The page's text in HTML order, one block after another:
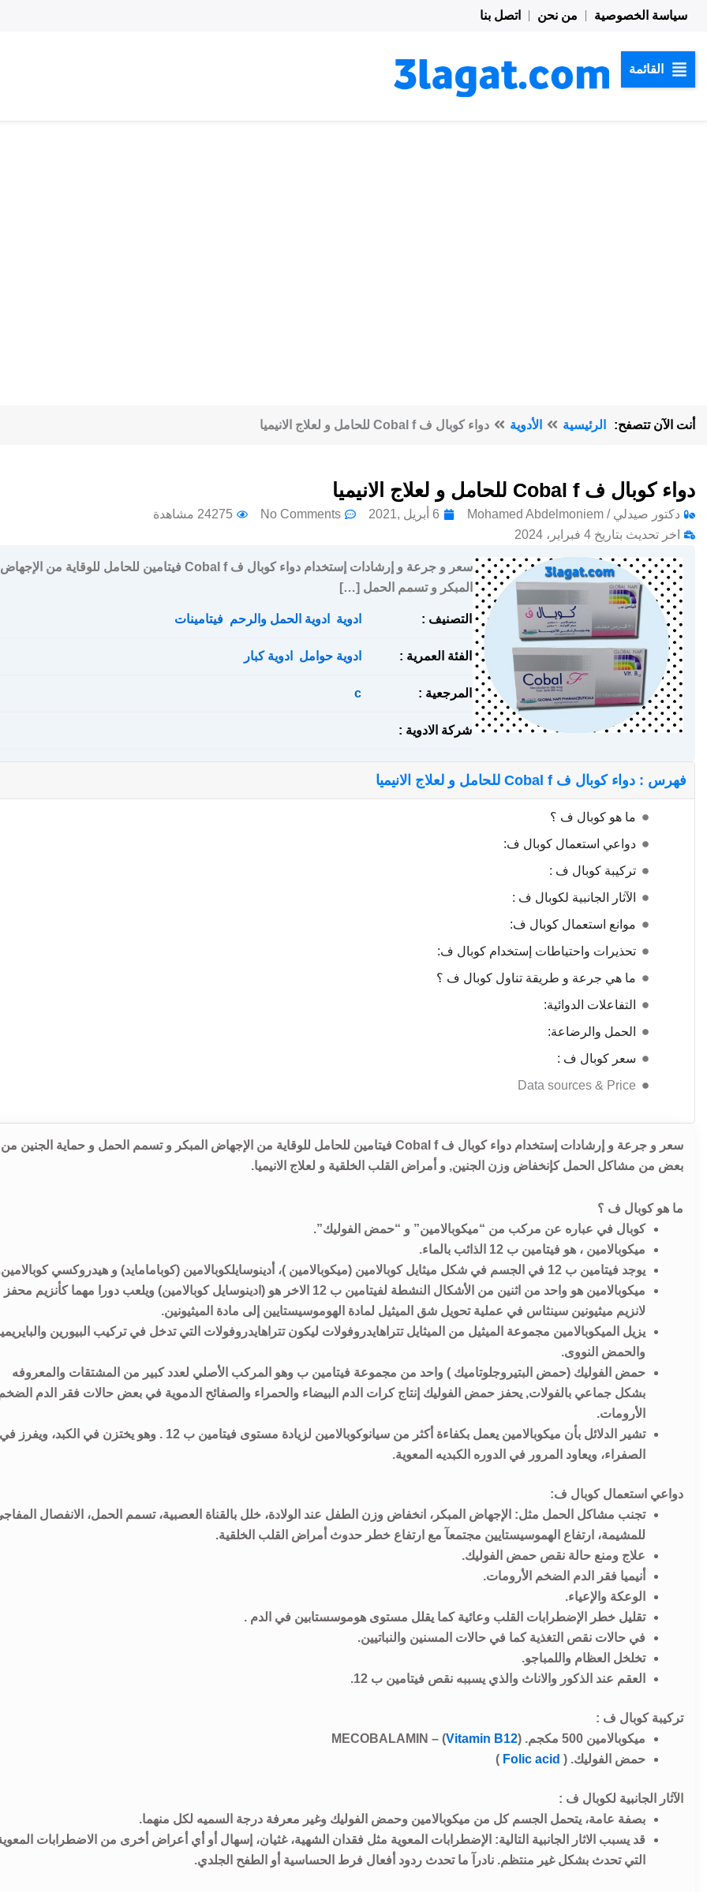
المحتوى
سياسة الخصوصية من نحن اتصل بنا
القائمة
أنت الآن تتصفح: الرئيسية الأدوية دواء كوبال ف Cobal f للحامل و لعلاج الانيميا
دواء كوبال ف Cobal f للحامل و لعلاج الانيميا
دكتور صيدلي / Mohamed Abdelmoniem 6 أبريل ,2021 No Comments
24275 مشاهدة
اخر تحديث بتاريخ 4 فبراير، 2024
سعر و جرعة و إرشادات إستخدام دواء كوبال ف Cobal f فيتامين للحامل للوقاية من الإجهاض
المبكر و تسمم الحمل […]
التصنيف : ادوية ادوية الحمل والرحم فيتامينات
الفئة العمرية : ادوية حوامل ادوية كبار
المرجعية : c
شركة الادوية :
فهرس : دواء كوبال ف Cobal f للحامل و لعلاج الانيميا
ما هو كوبال ف ؟
دواعي استعمال كوبال ف:
تركيبة كوبال ف :
الآثار الجانبية لكوبال ف :
موانع استعمال كوبال ف:
تحذيرات واحتياطات إستخدام كوبال ف:
ما هي جرعة و طريقة تناول كوبال ف ؟
التفاعلات الدوائية:
الحمل والرضاعة:
سعر كوبال ف :
Data sources & Price
سعر و جرعة و إرشادات إستخدام دواء كوبال ف Cobal f فيتامين للحامل للوقاية من الإجهاض المبكر و تسمم الحمل و حماية الجنين من
بعض من مشاكل الحمل كإنخفاض وزن الجنين, و أمراض القلب الخلقية و لعلاج الانيميا.
ما هو كوبال ف ؟
کوبال في عباره عن مركب من “ميكوبالامين” و “حمض الفوليك”.
ميكوبالامين ، هو فيتامين ب 12 الذائب بالماء.
يوجد فيتامين ب 12 في الجسم في شكل ميثايل كوبالامين (ميكوبالامين )، أدينوسايلكوبالامين (كوبامامايد) و هيدروكسي كوبالامين.
ميكوبالامين هو واحد من اثنين من الأشكال النشطة لفيتامين ب 12 الاخر هو (ادينوسايل كوبالامين) ويلعب دورا مهما كأنزيم محفز
لانزيم ميثيونين سينثاس في عملية تحويل شق الميثيل لمادة الهوموسيستايين إلى مادة الميثيونين.
يزيل الميكوبالامين مجموعة الميثيل من الميثايل تتراهایدروفولات ليكون تتراهایدروفولات التي تدخل في تركيب البيورين
والحمض النووی.
حمض الفوليك (حمض البتيروجلوتاميك ) واحد من مجموعة فيتامين ب وهو المركب الأصلي لعدد كبير من المشتقات والمعروفه
بشكل جماعي بالفولات, يحفز حمض الفوليك إنتاج كرات الدم البيضاء والحمراء والصفائح الدموية في بعض حالات فقر الدم
الأرومات.
تشير الدلائل بأن ميكوبالامين يعمل بكفاءة أكثر من سيانوكوبالامين لزيادة مستوى فيتامين ب 12 . وهو يختزن في الكبد، ويفرز في
الصفراء، ويعاود المرور في الدوره الكبديه المعوية.
دواعي استعمال كوبال ف:
تجنب مشاكل الحمل مثل: الإجهاض المبكر، انخفاض وزن الطفل عند الولادة، خلل بالقناة العصبية، تسمم الحمل، الانفصال
للمشيمة، ارتفاع الهموسیستایین مجتمعآ مع ارتفاع خطر حدوث أمراض القلب الخلقية.
علاج ومنع حالة نقص حمض الفوليك.
أنيميا فقر الدم الضخم الأرومات.
الوعكة والإعياء.
تقليل خطر الإضطرابات القلب وعائية كما يقلل مستوى هوموسستابين في الدم .
في حالات نقص التغذية كما في حالات المسنين والنباتيين.
تخلخل العظام واللمباجو.
العقم عند الذكور والاناث والذي يسببه نقص فيتامين ب 12.
تركيبة كوبال ف :
ميكوبالامين 500 مكجم.
MECOBALAMIN – (Vitamin B12)
حمض الفوليك. ( Folic acid
)
الآثار الجانبية لكوبال ف :
بصفة عامة، يتحمل الجسم كل من ميكوبالامين وحمض الفوليك وغير معرفة درجة السميه لكل منهما.
قد يسبب الاثار الجانبية التالية: الإضطرابات المعوية مثل فقدان الشهية، غثيان، إسهال أو أي أعراض أخرى من الاضطرابات
التي تحدث بشكل غير منتظم. نادرآ ما تحدث ردود أفعال فرط الحساسية أو الطفح الجلدي.